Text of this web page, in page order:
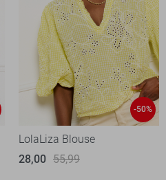
-50%
LolaLiza Blouse
28,00 55,99